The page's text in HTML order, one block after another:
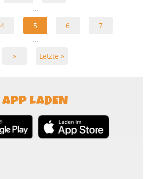
...
4 5 6
7
...
»
Letzte »
APP LADEN